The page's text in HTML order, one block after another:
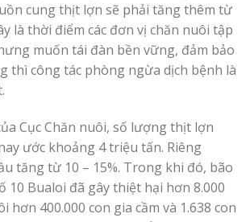
cung thịt lợn sẽ phải tăng thêm từ
là thời điểm các đơn vị chăn nuôi tập
muốn tái đàn bền vững, đảm bảo
thì công tác phòng ngừa dịch bệnh là
Cục Chăn nuôi, số lượng thịt lợn
ước khoảng 4 triệu tấn. Riêng
tăng từ 10 – 15%. Trong khi đó, bão
10 Bualoi đã gây thiệt hại hơn 8.000
hơn 400.000 con gia cầm và 1.638 con